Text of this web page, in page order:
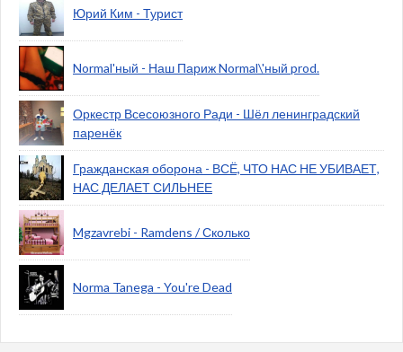
Юрий Ким - Турист
Normal'ный - Наш Париж Normal\'ный prod.
Оркестр Всесоюзного Ради - Шёл ленинградский
паренёк
Гражданская оборона - ВСЁ, ЧТО НАС НЕ УБИВАЕТ,
НАС ДЕЛАЕТ СИЛЬНЕЕ
Mgzavrebi - Ramdens / Сколько
Norma Tanega - You're Dead